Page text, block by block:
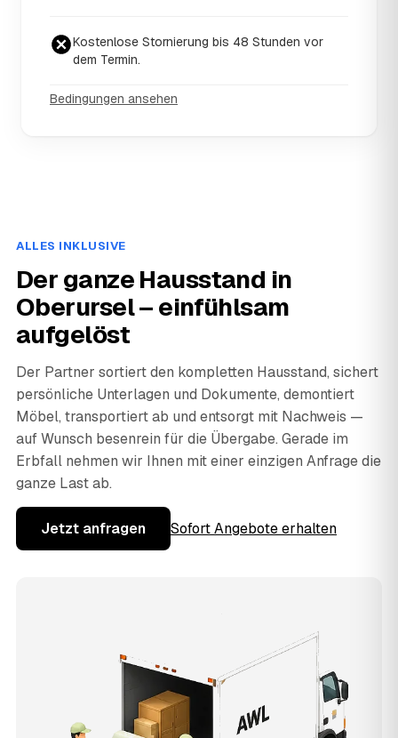
Kostenlose Stornierung bis 48 Stunden vor
dem Termin.
Bedingungen ansehen
ALLES INKLUSIVE
Der ganze Hausstand in
Oberursel – einfühlsam
aufgelöst
Der Partner sortiert den kompletten Hausstand, sichert
persönliche Unterlagen und Dokumente, demontiert
Möbel, transportiert ab und entsorgt mit Nachweis —
auf Wunsch besenrein für die Übergabe. Gerade im
Erbfall nehmen wir Ihnen mit einer einzigen Anfrage die
ganze Last ab.
Jetzt anfragen Sofort Angebote erhalten